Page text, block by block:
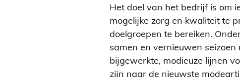
Het doel van het bedrijf is om
mogelijke zorg en kwaliteit te
doelgroepen te bereiken.
samen en vernieuwen seizoen
bijgewerkte, modieuze lijnen
zijn naar de nieuwste